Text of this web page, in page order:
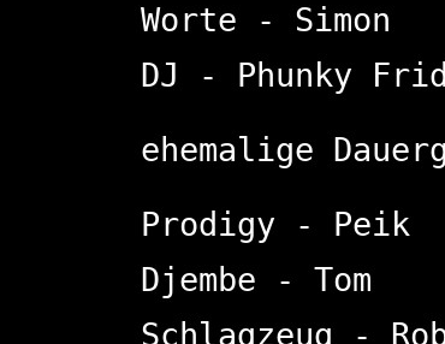
Worte - Simon
DJ - Phunky
ehemalige
Prodigy - Peik
Djembe - Tom
Schlagzeug -